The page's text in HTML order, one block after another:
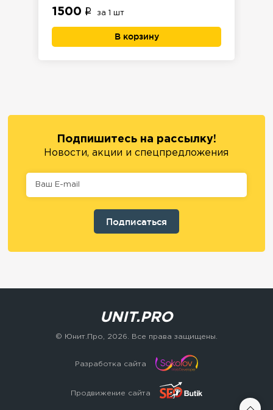
1500 за 1 шт
В корзину
Подпишитесь на рассылку!
Новости, акции и спецпредложения
UNIT.PRO
© Юнит.Про, 2026 . Все права защищены.
Разработка сайта
Продвижение сайта